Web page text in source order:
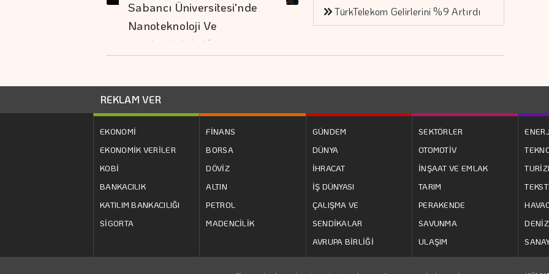
Sabancı Üniversitesi'nde
Nanoteknoloji Ve
Sürdürülebilirlik…
TürkTelekom Gelirlerini %9 Artırdı
REKLAM VER
EKONOMİ
EKONOMİK VERİLER
KOBİ
BANKACILIK
KATILIM BANKACILIĞI
SİGORTA
FİNANS
BORSA
DÖVİZ
ALTIN
PETROL
MADENCİLİK
GÜNDEM
DÜNYA
İHRACAT
İŞ DÜNYASI
ÇALIŞMA VE
SENDİKALAR
AVRUPA BİRLİĞİ
SEKTÖRLER
OTOMOTİV
İNŞAAT VE EMLAK
TARIM
PERAKENDE
SAVUNMA
ULAŞIM